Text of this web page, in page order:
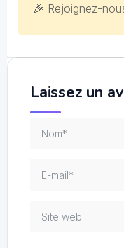
🎉 Rejoignez-
Laissez un